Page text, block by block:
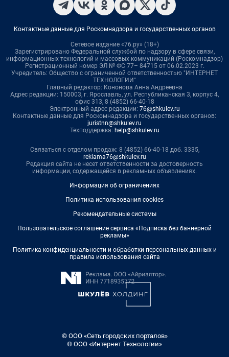
Контактные данные для Роскомнадзора и государственных органов
Сетевое издание «76.ру» (18+)
Зарегистрировано Федеральной службой по надзору в сфере связи,
информационных технологий и массовых коммуникаций (Роскомнадзор)
Регистрационный номер ЭЛ № ФС 77– 84715 от 06.02.2023 г.
Учредитель: Общество с ограниченной ответственностью "ИНТЕРНЕТ
ТЕХНОЛОГИИ"
Главный редактор: Кононова Анна Андреевна
Адрес редакции: 150003, г. Ярославль, ул. Республиканская 3, корпус 4,
офис 313, 8 (4852) 66-40-18
Электронный адрес редакции: 76@shkulev.ru
Контактные данные для Роскомнадзора и государственных органов:
juristnn@shkulev.ru
Техподдержка: help@shkulev.ru
Связаться с отделом продаж: 8 (4852) 66-40-18 доб. 3335,
reklama76@shkulev.ru
Редакция сайта не несет ответственности за достоверность
информации, содержащейся в рекламных объявлениях.
Информация об ограничениях
Политика использования cookies
Рекомендательные системы
Пользовательское соглашение сервиса «Подписка без баннерной
рекламы»
Политика конфиденциальности и обработки персональных данных и
правила использования сайта
© ООО «Сеть городских порталов»
© ООО «Интернет Технологии»